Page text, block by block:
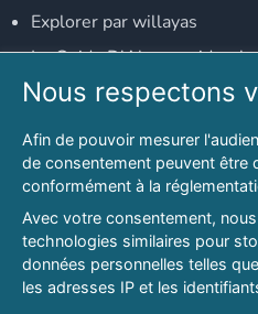
Explorer par willayas
Le Guide D'Alger, guide-
NOS RÉSEAUX SOCIAUX
Notre page Facebook
Notre page LinkedIn
Notre page Instagram
Notre page Twitter
Nous respectons
Afin de pouvoir mesurer
de consentement peuvent être
conformément à la
Avec votre consentement,
technologies similaires pour
données personnelles telles
les adresses IP et les